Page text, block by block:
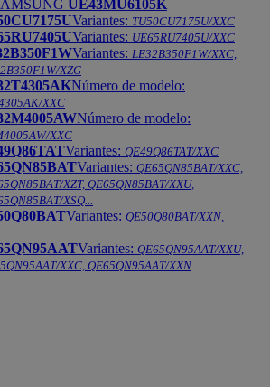
UE43MU6105K
Variantes: TU50CU7175U/XXC
Variantes: UE65RU7405U/XXC
Variantes: LE32B350F1W/XXC,
XZG
Número de modelo:
XXC
Número de modelo:
XXC
Variantes: QE49Q86TAT/XXC
Variantes: QE65QN85BAT/XXC,
XZT, QE65QN85BAT/XXU,
XSQ...
Variantes: QE50Q80BAT/XXN,
Variantes: QE65QN95AAT/XXU,
XXC, QE65QN95AAT/XXN